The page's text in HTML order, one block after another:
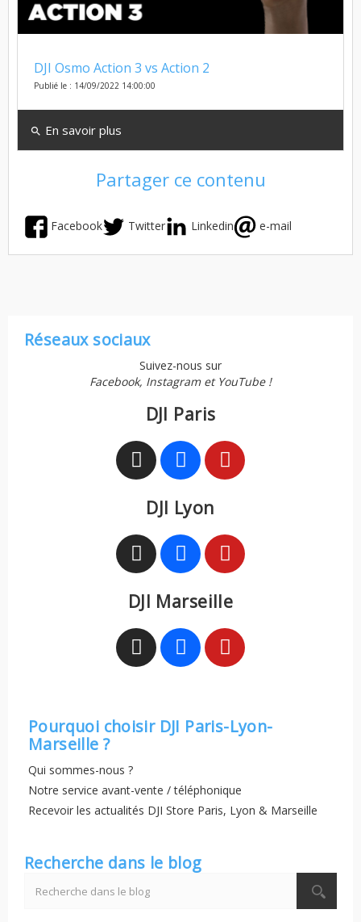
DJI Osmo Action 3 vs Action 2
Publié le : 14/09/2022 14:00:00
search En savoir plus
Partager ce contenu
Facebook Twitter Linkedin e-mail
Réseaux sociaux
Suivez-nous sur
Facebook, Instagram et YouTube !
DJI Paris
DJI Lyon
DJI Marseille
Pourquoi choisir DJI Paris-Lyon-
Marseille ?
Qui sommes-nous ?
Notre service avant-vente / téléphonique
Recevoir les actualités DJI Store Paris, Lyon & Marseille
Recherche dans le blog